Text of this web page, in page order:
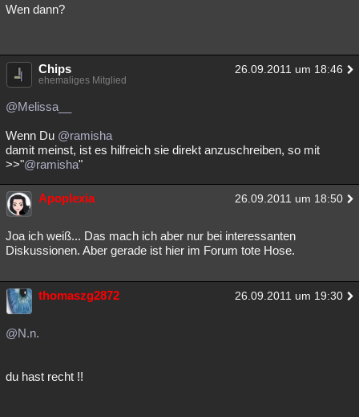
Wen dann?
Chips 26.09.2011 um 18:46
ehemaliges Mitglied
@Melissa__
Wenn Du @ramisha
damit meinst, ist es hilfreich sie direkt anzuschreiben, so mit
>>"@ramisha"
Apoplexia 26.09.2011 um 18:50
Joa ich weiß... Das mach ich aber nur bei interessanten
Diskussionen. Aber gerade ist hier im Forum tote Hose.
thomaszg2872 26.09.2011 um 19:30
@N.n.
du hast recht !!